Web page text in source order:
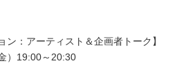
ン：アーティスト＆企画者トーク 】
）19:00～20:30